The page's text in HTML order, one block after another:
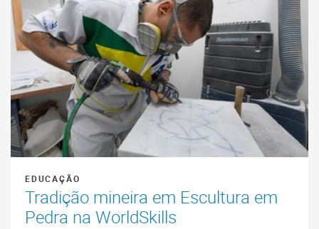
EDUCAÇÃO
Tradição mineira em Escultura em
Pedra na WorldSkills